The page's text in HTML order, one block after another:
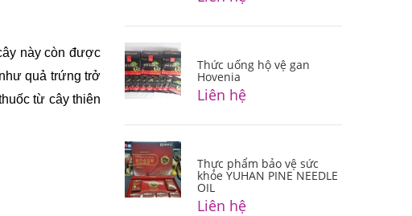
này còn được
quả trứng trở
từ cây thiên
Thức uống hộ vệ gan
Hovenia
Liên hệ
Thực phẩm bảo vệ sức
khỏe YUHAN PINE NEEDLE
OIL
Liên hệ